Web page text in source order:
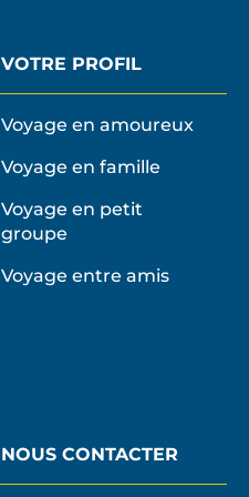
VOTRE PROFIL
Voyage en amoureux
Voyage en famille
Voyage en petit
groupe
Voyage entre amis
NOUS CONTACTER